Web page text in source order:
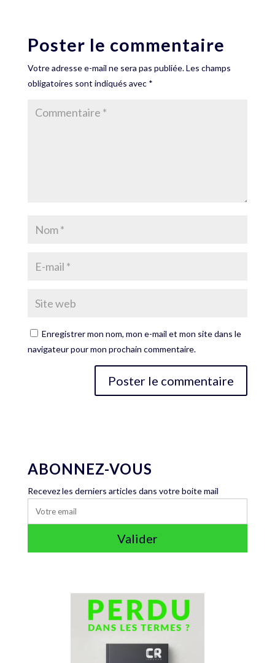
Poster le commentaire
Votre adresse e-mail ne sera pas publiée.Les champs
obligatoires sont indiqués avec *
Enregistrer mon nom, mon e-mail et mon site dans le
navigateur pour mon prochain commentaire.
ABONNEZ-VOUS
Recevez les derniers articles dans votre boite mail